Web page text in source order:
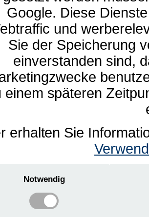
Google. Diese
und
Sie der Speicherung
einverstanden sind,
einem späteren
erhalten Sie
Notwendig